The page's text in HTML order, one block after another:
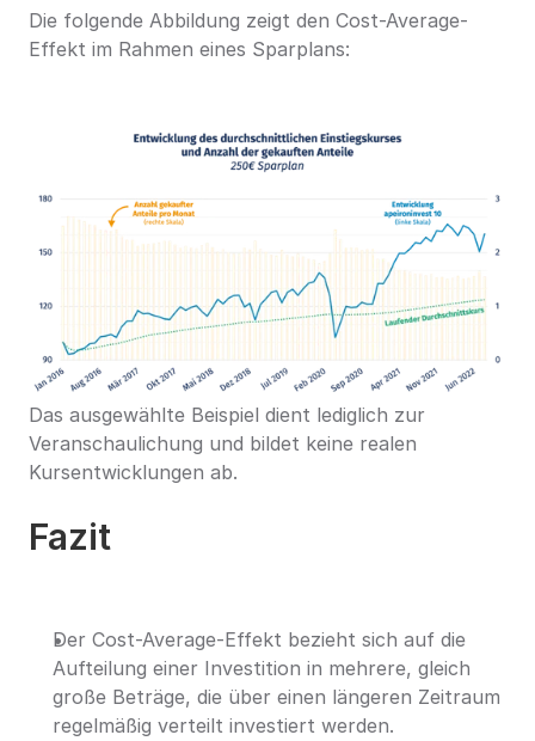
Die folgende Abbildung zeigt den Cost-Average-
Effekt im Rahmen eines Sparplans:
Das ausgewählte Beispiel dient lediglich zur
Veranschaulichung und bildet keine realen
Kursentwicklungen ab.
Fazit
Der Cost-Average-Effekt bezieht sich auf die
Aufteilung einer Investition in mehrere, gleich
große Beträge, die über einen längeren Zeitraum
regelmäßig verteilt investiert werden.